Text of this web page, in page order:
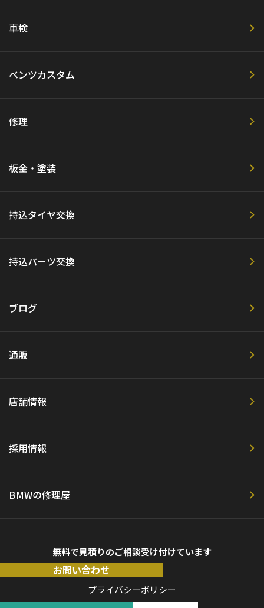
車検
ベンツカスタム
修理
板金・塗装
持込タイヤ交換
持込パーツ交換
ブログ
通販
店舗情報
採用情報
BMWの修理屋
無料で見積りのご相談受け付けています
お問い合わせ
プライバシーポリシー